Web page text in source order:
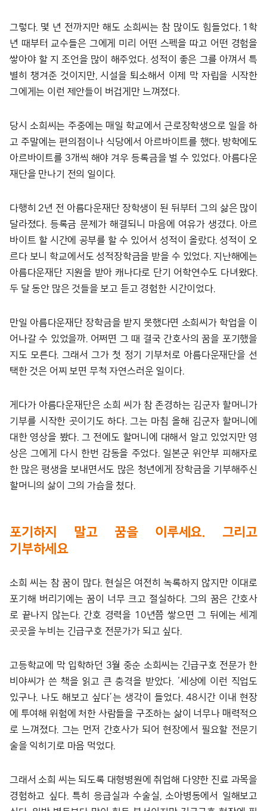
그렇다. 몇 년 전까지만 해도 소희씨는 참 많이도 힘들었다. 1학
년 때부터 교수들은 그에게 미리 어떤 스펙을 따고 어떤 경험을
쌓아야 할 지 조언을 많이 해주었다. 성적이 좋은 그를 아껴서 특
별히 챙겨준 것이지만, 시설을 퇴소해서 이제 막 자립을 시작한
그에게는 이런 제안들이 버겁게만 느껴졌다.
당시 소희씨는 주중에는 매일 학교에서 근로장학생으로 일을 하
고 주말에는 편의점이나 식당에서 아르바이트를 했다. 방학에도
아르바이트를 3개씩 해야 겨우 등록금을 벌 수 있었다. 아름다운
재단을 만나기 전의 일이다.
다행히 2년 전 아름다운재단 장학생이 된 뒤부터 그의 삶은 많이
달라졌다. 등록금 문제가 해결되니 마음에 여유가 생겼다. 아르
바이트 할 시간에 공부를 할 수 있어서 성적이 올랐다. 성적이 오
르다 보니 학교에서도 성적장학금을 받을 수 있었다. 지난해에는
아름다운재단 지원을 받아 캐나다로 단기 어학연수도 다녀왔다.
두 달 동안 많은 것들을 보고 듣고 경험한 시간이었다.
만일 아름다운재단 장학금을 받지 못했다면 소희씨가 학업을 이
어나갈 수 있었을까. 어쩌면 그 때 결국 간호사의 꿈을 포기했을
지도 모른다. 그래서 그가 첫 정기 기부처로 아름다운재단을 선
택한 것은 어찌 보면 무척 자연스러운 일이다.
게다가 아름다운재단은 소희 씨가 참 존경하는 김군자 할머니가
기부를 시작한 곳이기도 하다. 그는 마침 올해 김군자 할머니에
대한 영상을 봤다. 그 전에도 할머니에 대해서 알고 있었지만 영
상은 그에게 다시 한번 감동을 주었다. 일본군 위안부 피해자로
한 많은 평생을 보내면서도 많은 청년에게 장학금을 기부해주신
할머니의 삶이 그의 가슴을 쳤다.
포기하지 말고 꿈을 이루세요. 그리고
기부하세요
소희 씨는 참 꿈이 많다. 현실은 여전히 녹록하지 않지만 이대로
포기해 버리기에는 꿈이 너무 크고 절실하다. 그의 꿈은 간호사
로 끝나지 않는다. 간호 경력을 10년쯤 쌓으면 그 뒤에는 세계
곳곳을 누비는 긴급구호 전문가가 되고 싶다.
고등학교에 막 입학하던 3월 중순 소희씨는 긴급구호 전문가 한
비야씨가 쓴 책을 읽고 큰 충격을 받았다. ‘세상에 이런 직업도
있구나. 나도 해보고 싶다’는 생각이 들었다. 48시간 이내 현장
에 투여해 위험에 처한 사람들을 구조하는 삶이 너무나 매력적으
로 느껴졌다. 그는 먼저 간호사가 되어 현장에서 필요할 전문기
술을 익히기로 마음 먹었다.
그래서 소희 씨는 되도록 대형병원에 취업해 다양한 진료 과목을
경험하고 싶다. 특히 응급실과 수술실, 소아병동에서 일해보고